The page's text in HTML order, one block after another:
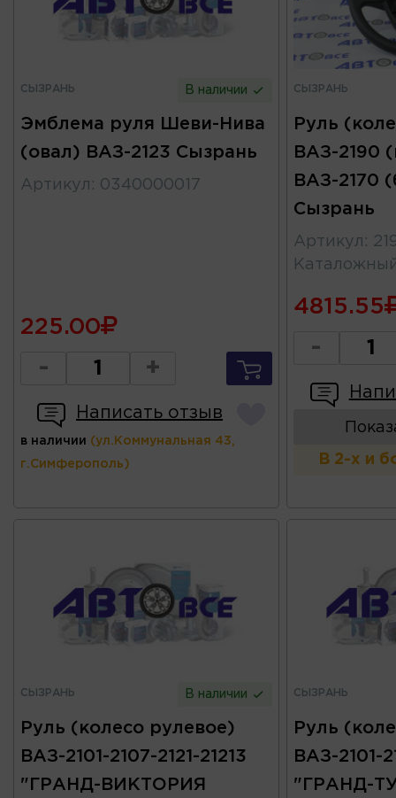
СЫЗРАНЬ В наличии
Эмблема руля Шеви-Нива
(овал) ВАЗ-2123 Сызрань
Артикул : 0340000017
225.00
- +
Написать отзыв
в наличии (ул.Коммунальная 43,
г.Симферополь)
СЫЗРАНЬ
Руль
ВАЗ-2190
ВАЗ-2170
Сызрань
Артикул :
4815.55
-
В 2-х и
СЫЗРАНЬ В наличии
Руль (колесо рулевое)
ВАЗ-2101-2107-2121-21213
"ГРАНД-ВИКТОРИЯ
СЫЗРАНЬ
Руль
ВАЗ-2101-
"ГРАНД-